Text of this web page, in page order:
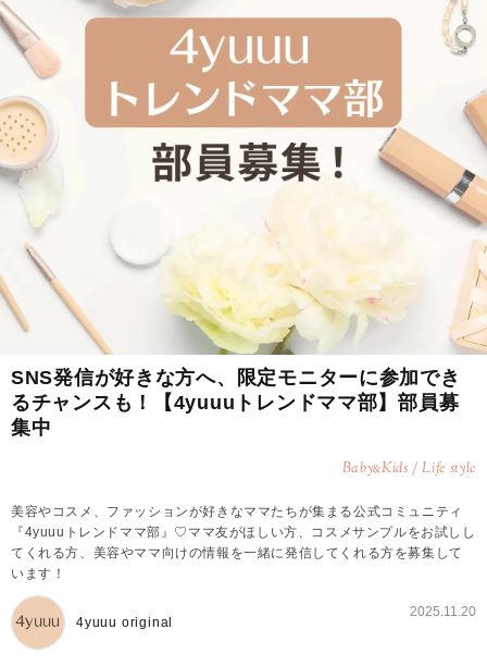
SNS発信が好きな方へ、限定モニターに参加でき
るチャンスも！【4yuuuトレンドママ部】部員募
集中
Baby&Kids / Life style
美容やコスメ、ファッションが好きなママたちが集まる公式コミュニティ
『4yuuuトレンドママ部』♡ママ友がほしい方、コスメサンプルをお試しし
てくれる方、美容やママ向けの情報を一緒に発信してくれる方を募集して
います！
4yuuu original
2025.11.20